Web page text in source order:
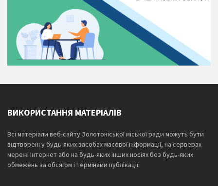
ВИКОРИСТАННЯ МАТЕРІАЛІВ
Всі матеріали веб-сайту Золотоніської міської ради можуть бути
відтворені у будь-яких засобах масової інформації, на серверах
мережі Інтернет або на будь-яких інших носіях без будь-яких
обмежень за обсягом і термінами публікації.